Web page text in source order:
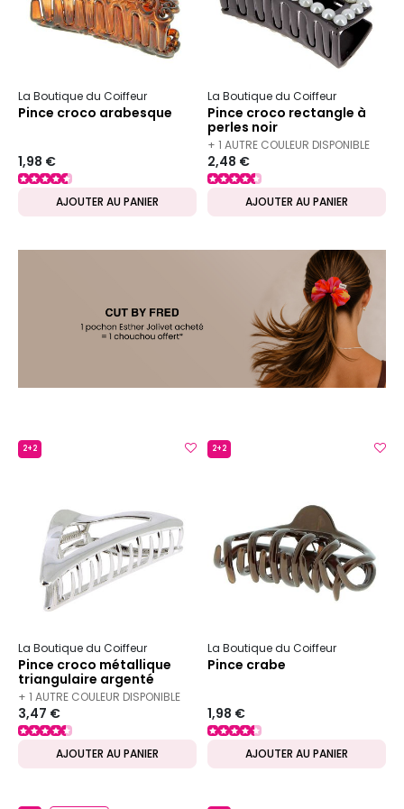
La Boutique du Coiffeur
Pince croco arabesque
1,98 €
AJOUTER AU PANIER
La Boutique du Coiffeur
Pince croco rectangle à
perles noir
+ 1 AUTRE COULEUR DISPONIBLE
2,48 €
AJOUTER AU PANIER
2+2
La Boutique du Coiffeur
Pince croco métallique
triangulaire argenté
+ 1 AUTRE COULEUR DISPONIBLE
3,47 €
AJOUTER AU PANIER
2+2
La Boutique du Coiffeur
Pince crabe
1,98 €
AJOUTER AU PANIER